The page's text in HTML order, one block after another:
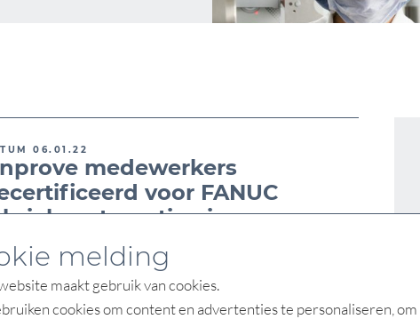
06.01.22
medewerkers
voor FANUC
maandag 17 januari 2022 Twee food productie
van Onprove uit Veenendaal zijn gecertificeerd
integrators voor FANUC Benelux....
melding
maakt gebruik van cookies.
cookies om content en advertenties te personaliseren, om